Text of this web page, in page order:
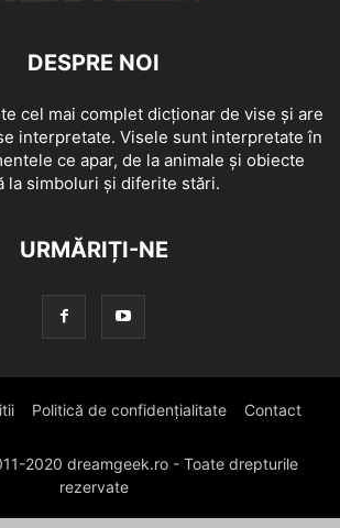
DESPRE NOI
cel mai complet dicționar de vise și are
interpretate. Visele sunt interpretate în
ce apar, de la animale și obiecte
la simboluri și diferite stări.
URMĂRIȚI-NE
Politică de confidențialitate Contact
2020 dreamgeek.ro - Toate drepturile
rezervate